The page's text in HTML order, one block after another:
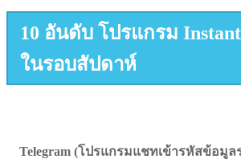
10 อันดับ โปรแกรม Instant
ในรอบสัปดาห์
Telegram (โปรแกรมแชทเข้ารหัสข้อมูล